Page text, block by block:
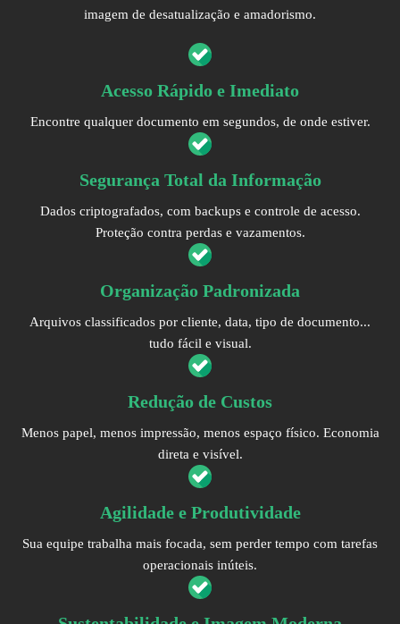
imagem de desatualização e amadorismo.
Acesso Rápido e Imediato
Encontre qualquer documento em segundos, de onde estiver.
Segurança Total da Informação
Dados criptografados, com backups e controle de acesso.
Proteção contra perdas e vazamentos.
Organização Padronizada
Arquivos classificados por cliente, data, tipo de documento...
tudo fácil e visual.
Redução de Custos
Menos papel, menos impressão, menos espaço físico. Economia
direta e visível.
Agilidade e Produtividade
Sua equipe trabalha mais focada, sem perder tempo com tarefas
operacionais inúteis.